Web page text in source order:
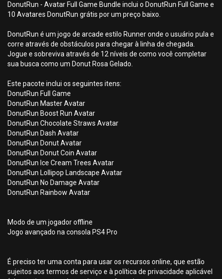
DonutRun - Avatar Full Game Bundle inclui o DonutRun Full Game e
10 Avatares DonutRun grátis por um preço baixo.
DonutRun é um jogo de arcade estilo Runner onde o usuário pula e
corre através de obstáculos para chegar à linha de chegada.
Jogue e sobreviva através de 12 níveis de como você completar
sua busca como um Donut Rosa Gelado.
Este pacote inclui os seguintes itens:
DonutRun Full Game
DonutRun Master Avatar
DonutRun Boost Run Avatar
DonutRun Chocolate Straws Avatar
DonutRun Dash Avatar
DonutRun Donut Avatar
DonutRun Donut Coin Avatar
DonutRun Ice Cream Trees Avatar
DonutRun Lollipop Landscape Avatar
DonutRun No Damage Avatar
DonutRun Rainbow Avatar
Modo de um jogador offline
Jogo avançado na consola PS4 Pro
É preciso ter uma conta para usar os recursos online, que estão
sujeitos aos termos de serviço e à política de privacidade aplicável